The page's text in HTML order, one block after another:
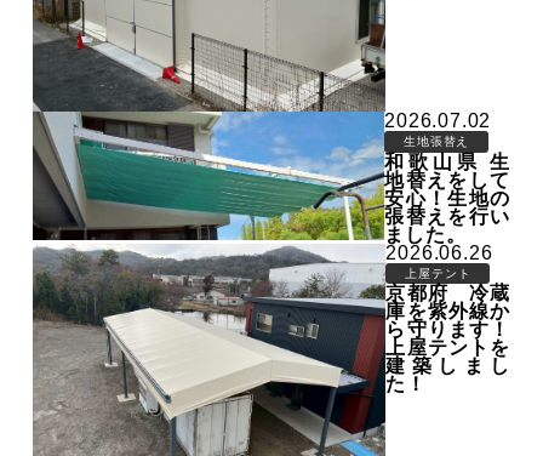
2026.07.02
生地張替え
和歌山県 生
地替えをして
安心！生地の
張替えを行い
ました。
2026.06.26
上屋テント
京都府 冷蔵
庫を紫外線か
ら守ります！
上屋テントを
建築しまし
た！